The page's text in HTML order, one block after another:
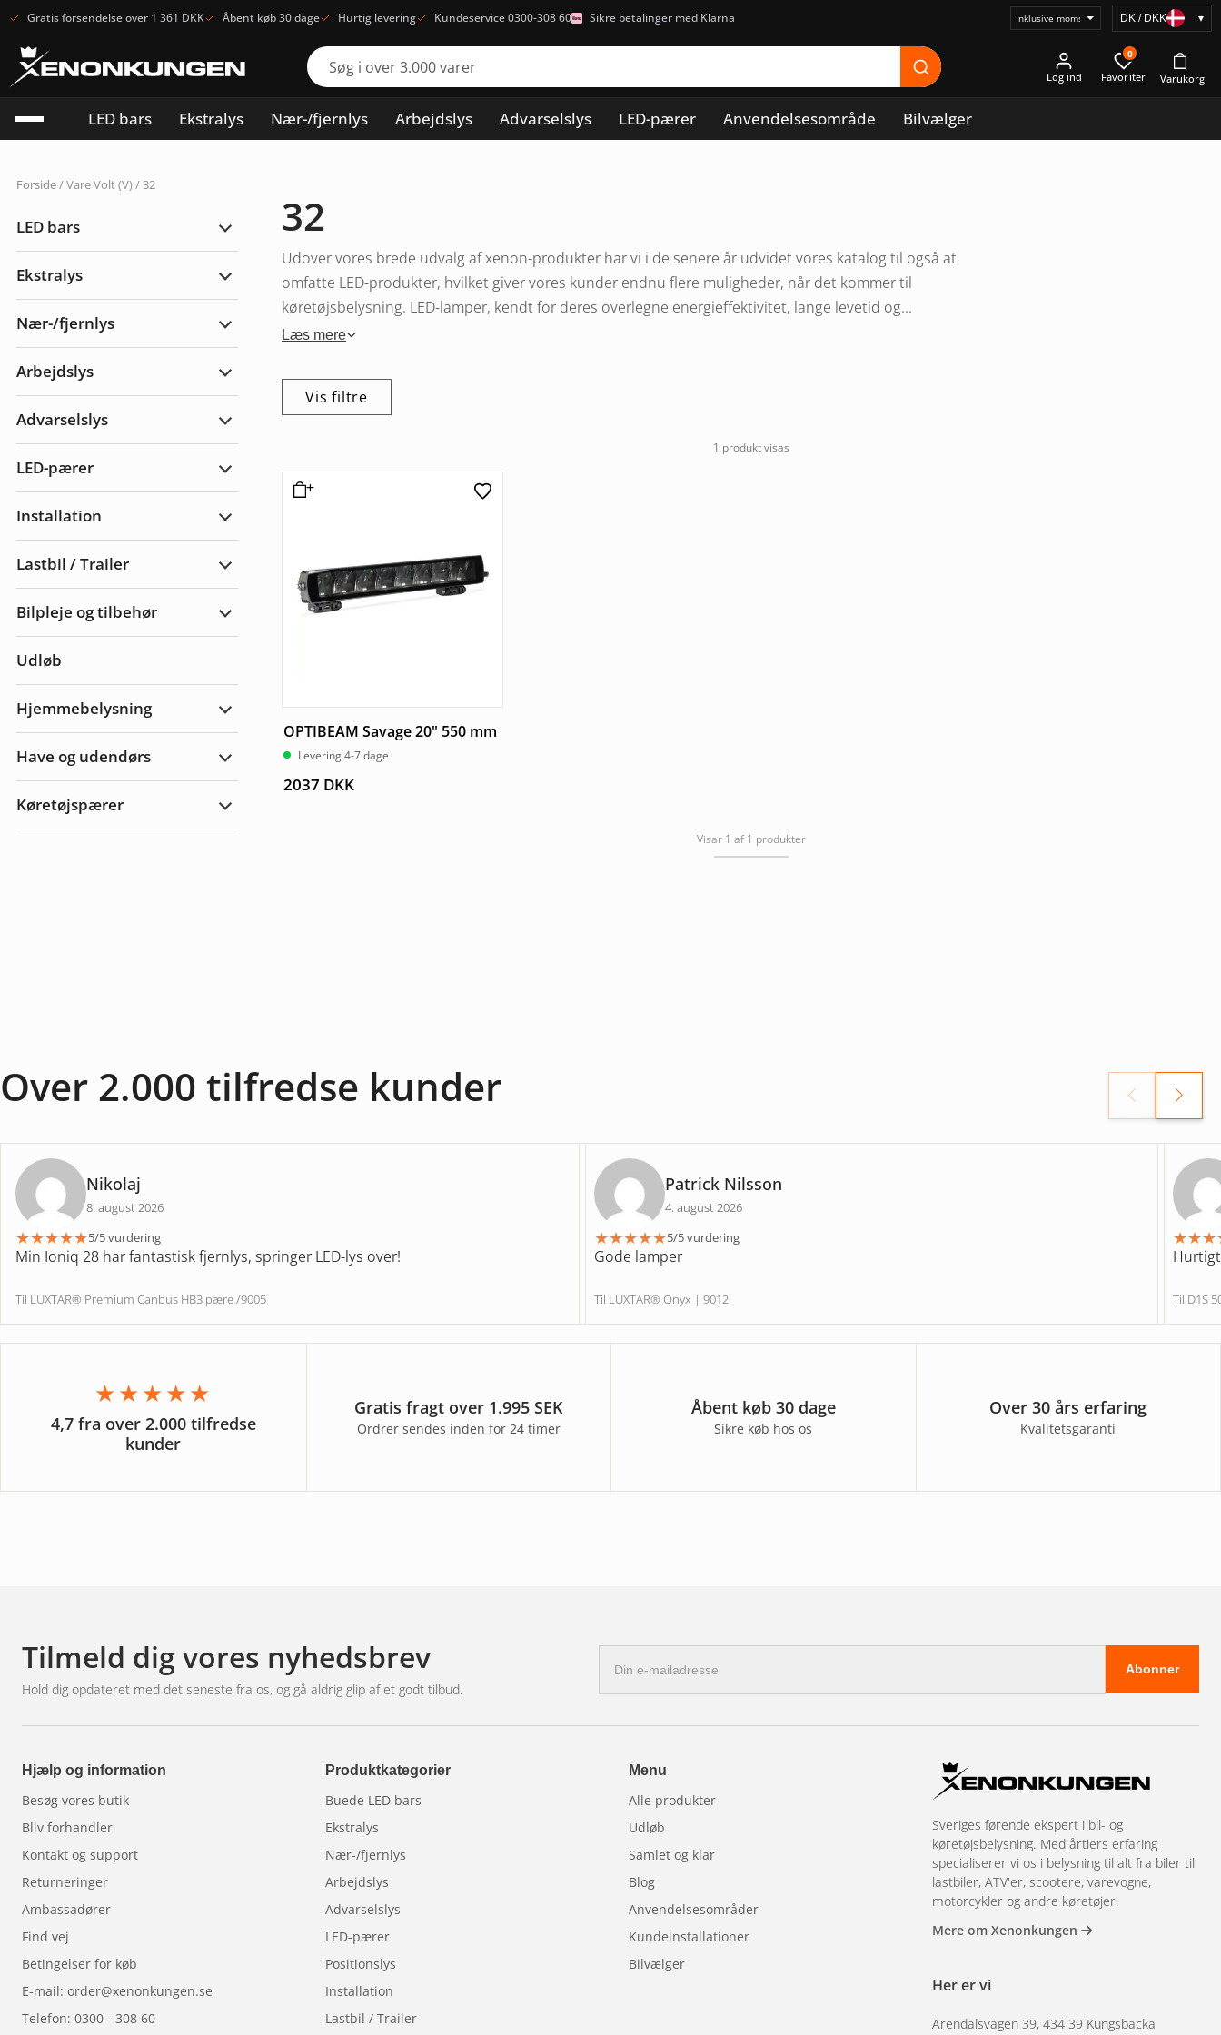
Gratis forsendelse over 1 361 DKK Åbent køb 30 dage Hurtig levering Kundeservice 0300-308 60 Sikre betalinger med Klarna
Vælg
DK / DKK ▾
Log ind
0
LED bars Ekstralys Nær-/fjernlys Arbejdslys Advarselslys LED-pærer Anvendelsesområde Bilvælger
Forside/ Vare Volt (V) / 32
LED bars
Udvid
Ekstralys
Udvid
Nær-/fjernlys
Udvid
Nær-/fjernlys
Arbejdslys
Udvid
Advarselslys
Udvid
LED-pærer
Udvid
Installation
Udvid
Lastbil / Trailer
Udvid
Trailer
Bilpleje og tilbehør
Udvid
Udløb
Hjemmebelysning
Udvid
Hjemmebelysning
Have og udendørs
Udvid
Udendørs
Køretøjspærer
Udvid
32
Udover vores brede udvalg af xenon-produkter har vi i de senere år udvidet vores katalog til også at
omfatte LED-produkter, hvilket giver vores kunder endnu flere muligheder, når det kommer til
køretøjsbelysning. LED-lamper, kendt for deres overlegne energieffektivitet, lange levetid og...
Læs mere
Vis filtre
1 produkt visas
OPTIBEAM Savage 20" 550 mm
Levering 4-7 dage
2037 DKK
Visar 1 af 1 produkter
Over 2.000 tilfredse kunder
Nikolaj
8. august 2026
★★★★★5/5 vurdering
Min Ioniq 28 har fantastisk fjernlys, springer LED-lys over!
Til LUXTAR® Premium Canbus HB3 pære /9005
Patrick Nilsson
4. august 2026
★★★★★5/5 vurdering
Gode lamper
Til LUXTAR® Onyx | 9012
★★★
Til D1S
★★★★★
4,7 fra over 2.000 tilfredse
kunder
Gratis fragt over 1.995 SEK
Ordrer sendes inden for 24 timer
Åbent køb 30 dage
Sikre køb hos os
Over 30 års erfaring
Kvalitetsgaranti
Tilmeld dig vores nyhedsbrev
Hold dig opdateret med det seneste fra os, og gå aldrig glip af et godt tilbud.
mail-
adresse
Abonner
Hjælp og information
Besøg vores butik
Bliv forhandler
Kontakt og support
Returneringer
Ambassadører
Find vej
Betingelser for køb
E-mail: order@xenonkungen.se
Telefon: 0300 - 308 60
Produktkategorier
Buede LED bars
Ekstralys
Nær-/fjernlys
Arbejdslys
Advarselslys
LED-pærer
Positionslys
Installation
Lastbil / Trailer
Menu
Alle produkter
Udløb
Samlet og klar
Blog
Anvendelsesområder
Kundeinstallationer
Bilvælger
Sveriges førende ekspert i bil- og
køretøjsbelysning. Med årtiers erfaring
specialiserer vi os i belysning til alt fra biler til
lastbiler, ATV'er, scootere, varevogne,
motorcykler og andre køretøjer.
Mere om Xenonkungen
Her er vi
Arendalsvägen 39, 434 39 Kungsbacka